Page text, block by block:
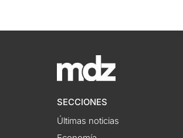
SECCIONES
Últimas noticias